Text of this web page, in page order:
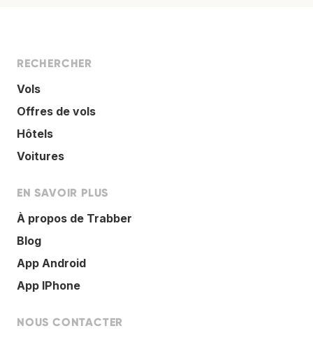
RECHERCHER
Vols
Offres de vols
Hôtels
Voitures
EN SAVOIR PLUS
À propos de Trabber
Blog
App Android
App IPhone
NOUS CONTACTER